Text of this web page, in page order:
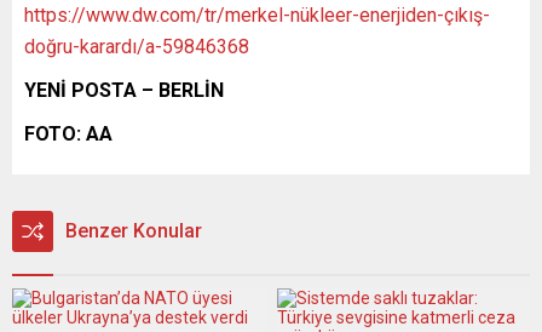
https://www.dw.com/tr/merkel-nükleer-enerjiden-çıkış-
doğru-karardı/a-59846368
YENİ POSTA – BERLİN
FOTO: AA
Benzer Konular